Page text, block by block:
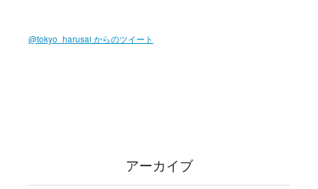
@tokyo_harusai からのツイート
アーカイブ